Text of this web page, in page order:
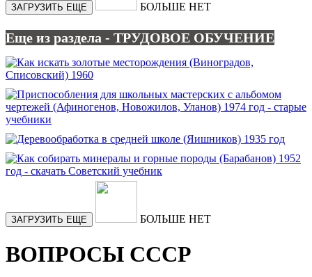
ЗАГРУЗИТЬ ЕЩЕ БОЛЬШЕ НЕТ
Еще из раздела - ТРУДОВОЕ ОБУЧЕНИЕ
ЗАГРУЗИТЬ ЕЩЕ БОЛЬШЕ НЕТ
ВОПРОСЫ СССР